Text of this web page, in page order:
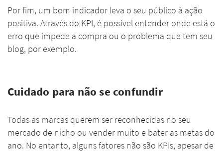
Por fim, um bom indicador leva o seu público à ação
positiva. Através do KPI, é possível entender onde está o
erro que impede a compra ou o problema que tem seu
blog, por exemplo.
Cuidado para não se confundir
Todas as marcas querem ser reconhecidas no seu
mercado de nicho ou vender muito e bater as metas do
ano. No entanto, alguns fatores não são KPIs, apesar de